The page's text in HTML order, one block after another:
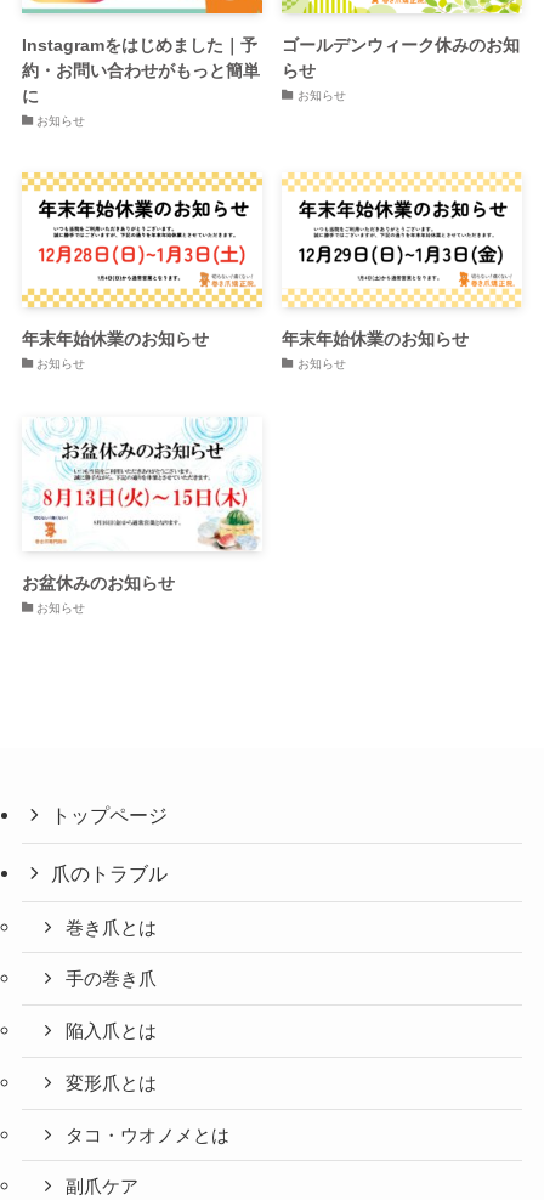
Instagramをはじめました｜予
約・お問い合わせがもっと簡単
に
お知らせ
ゴールデンウィーク休みのお知
らせ
お知らせ
年末年始休業のお知らせ
お知らせ
年末年始休業のお知らせ
お知らせ
お盆休みのお知らせ
お知らせ
トップページ
爪のトラブル
巻き爪とは
手の巻き爪
陥入爪とは
変形爪とは
タコ・ウオノメとは
副爪ケア